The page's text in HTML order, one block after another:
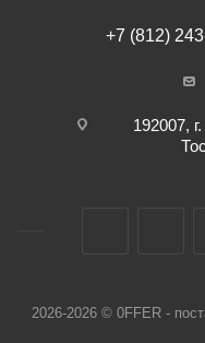
+7 (812)
192007,
2026-2026 © 0FFER -